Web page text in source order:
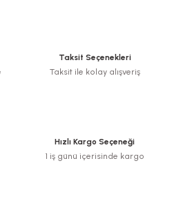
görüntülenemiyor.
olmalı.
Taksit Seçenekleri
Taksit ile kolay alışveriş
Hızlı Kargo Seçeneği
1 iş günü içerisinde kargo